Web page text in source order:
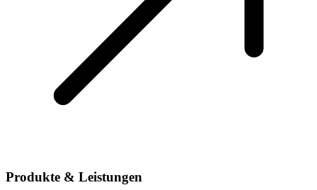
Produkte & Leistungen